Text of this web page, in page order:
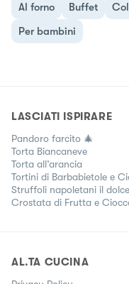
Al forno Buffet
Per bambini
LASCIATI ISPIRARE
Pandoro farcito 🎄
Torta Biancaneve
Torta all’arancia
Tortini di Barbabietole e
Struffoli napoletani il
Crostata di Frutta e
AL.TA CUCINA